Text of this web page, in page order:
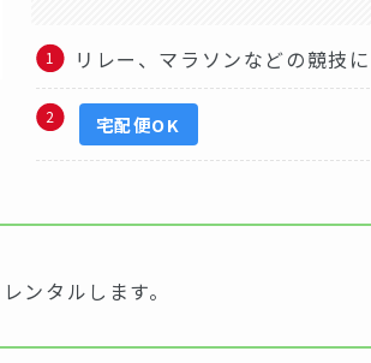
リレー、マラソンなどの競技に
宅配便OK
ンタルします。